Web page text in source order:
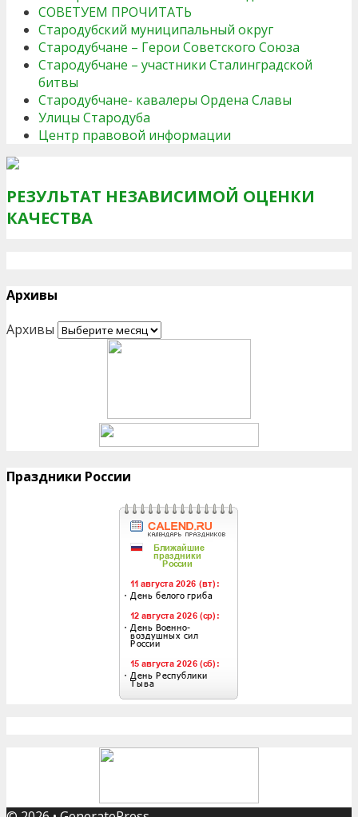
СОВЕТУЕМ ПРОЧИТАТЬ
Стародубский муниципальный округ
Стародубчане – Герои Советского Союза
Стародубчане – участники Сталинградской
битвы
Стародубчане- кавалеры Ордена Славы
Улицы Стародуба
Центр правовой информации
РЕЗУЛЬТАТ НЕЗАВИСИМОЙ ОЦЕНКИ
КАЧЕСТВА
Архивы
Архивы
Праздники России